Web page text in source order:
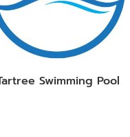
Swimming Pool